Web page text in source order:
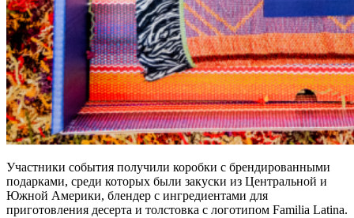
Участники события получили коробки с брендированными
подарками, среди которых были закуски из Центральной и
Южной Америки, блендер с ингредиентами для
приготовления десерта и толстовка с логотипом Familia Latina.